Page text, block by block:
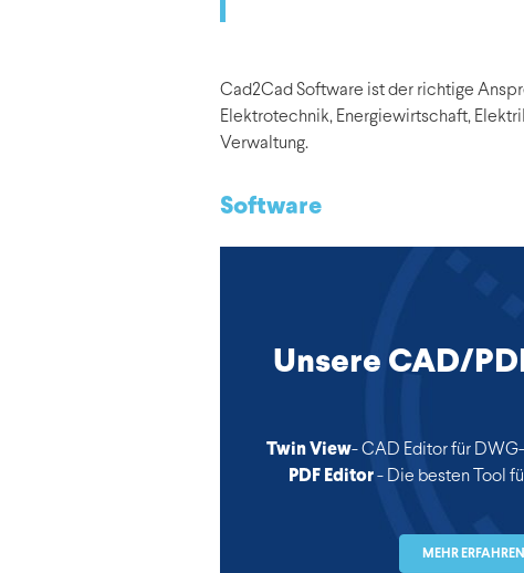
Cad2Cad Software ist der richtige
Elektrotechnik, Energiewirtschaft,
Verwaltung.
Software
Unsere CAD/
Twin View- CAD Editor für
PDF Editor- Die besten Tool
MEHR ERFAHREN